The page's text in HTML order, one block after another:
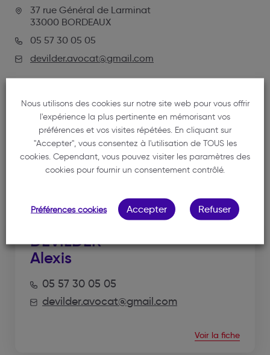
37 rue Général de Larminat
33000 BORDEAUX
05 57 30 05 05
devilder.avocat@gmail.com
NOTRE MEMBRE
DEVILDER
Alexis
05 57 30 05 05
devilder.avocat@gmail.com
Voir la fiche
Nous utilisons des cookies sur notre site web pour vous offrir
l'expérience la plus pertinente en mémorisant vos
préférences et vos visites répétées. En cliquant sur
"Accepter", vous consentez à l'utilisation de TOUS les
cookies. Cependant, vous pouvez visiter les paramètres des
cookies pour fournir un consentement contrôlé.
Préférences cookies Accepter Refuser